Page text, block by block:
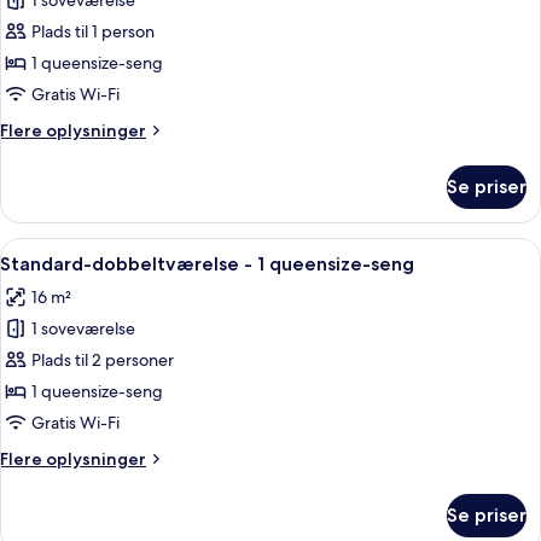
Queen
Room
Plads til 1 person
1 queensize-seng
Gratis Wi-Fi
Flere oplysninger
Flere
Queen
Room
Se priser
Indlæs
alle
billeder
af
Standard-
dobbeltværelse
-
queensize-
Et hotelværelse med en stor seng,
7
Standard-dobbeltværelse - 1 queensize-seng
16 m²
1 soveværelse
Plads til 2 personer
1 queensize-seng
Gratis Wi-Fi
Flere oplysninger
Flere
Se priser